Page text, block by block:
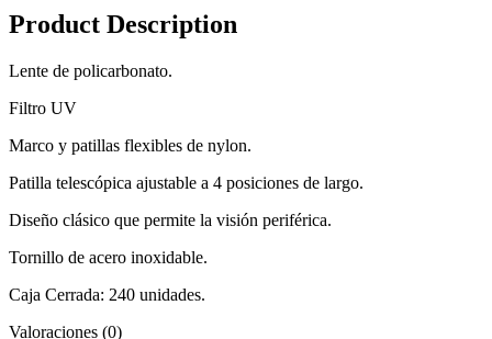
Product Description
Lente de policarbonato.
Filtro UV
Marco y patillas flexibles de nylon.
Patilla telescópica ajustable a 4 posiciones de largo.
Diseño clásico que permite la visión periférica.
Tornillo de acero inoxidable.
Caja Cerrada: 240 unidades.
Valoraciones (0)